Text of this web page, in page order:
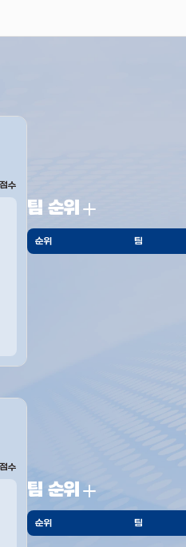
수
팀 순위
순위 팀
수
팀 순위
순위 팀